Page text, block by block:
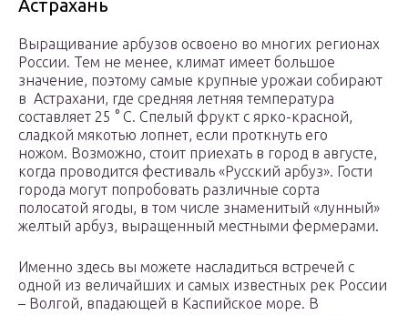
Астрахань
Выращивание арбузов освоено во многих регионах
России. Тем не менее, климат имеет большое
значение, поэтому самые крупные урожаи собирают
в Астрахани, где средняя летняя температура
составляет 25 ° C. Спелый фрукт с ярко-красной,
сладкой мякотью лопнет, если проткнуть его
ножом. Возможно, стоит приехать в город в августе,
когда проводится фестиваль «Русский арбуз». Гости
города могут попробовать различные сорта
полосатой ягоды, в том числе знаменитый «лунный»
желтый арбуз, выращенный местными фермерами.
Именно здесь вы можете насладиться встречей с
одной из величайших и самых известных рек России
– Волгой, впадающей в Каспийское море. В